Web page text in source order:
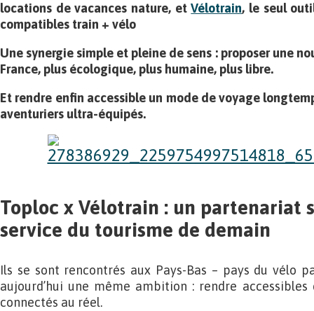
locations de vacances nature, etVélotrain, le seul
compatibles train + vélo
Une synergie simple et pleine de sens : proposer une
France, plus écologique, plus humaine, plus libre.
Et rendre enfin accessible un mode de voyage
aventuriers ultra-équipés.
Toploc x Vélotrain : un partenariat
service du tourisme de demain
Ils se sont rencontrés aux Pays-Bas – pays du vélo
aujourd’hui une même ambition : rendre
connectés au réel.